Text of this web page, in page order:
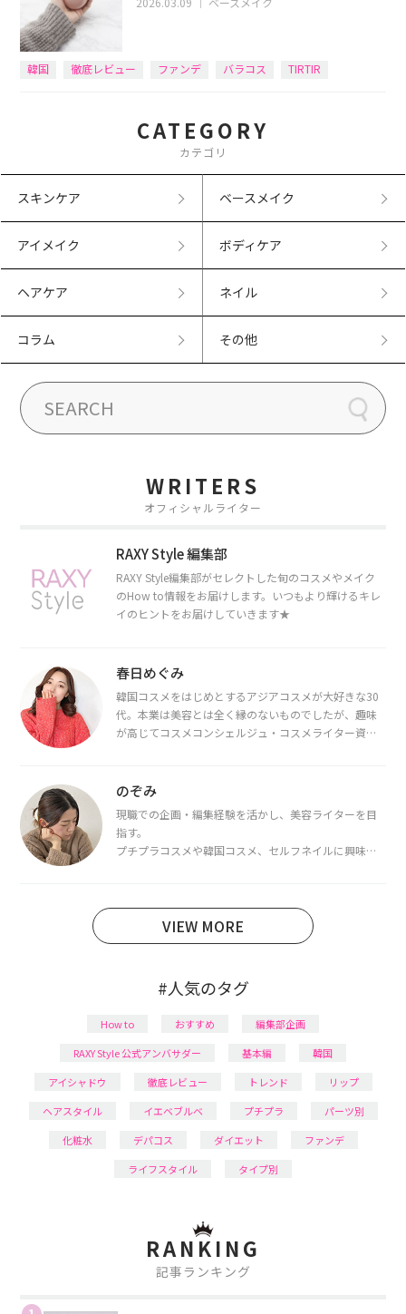
韓国 徹底レビュー ファンデ バラコス TIRTIR
CATEGORY
カテゴリ
スキンケア ベースメイク
アイメイク ボディケア
ヘアケア ネイル
コラム その他
WRITERS
オフィシャルライター
RAXY Style 編集部
RAXY Style編集部がセレクトした旬のコスメやメイク
のHow to情報をお届けします。いつもより輝けるキレ
イのヒントをお届けしていきます★
春日めぐみ
韓国コスメをはじめとするアジアコスメが大好きな30
代。本業は美容とは全く縁のないものでしたが、趣味
が高じてコスメコンシェルジュ・コスメライター資格
断・骨格診断によるイメージコンサルティングも行っ
のぞみ
現職での企画・編集経験を活かし、美容ライターを目
指す。
プチプラコスメや韓国コスメ、セルフネイルに興味が
日本化粧品検定1級保有。
VIEW MORE
#人気のタグ
How to おすすめ
編集部企画
RAXY Style 公式アンバサダー
基本編
韓国
アイシャドウ
徹底レビュー トレンド
リップ
ヘアスタイル
イエベブルベ プチプラ
パーツ別
化粧水
デパコス ダイエット
ファンデ
ライフスタイル
タイプ別
RANKING
記事ランキング